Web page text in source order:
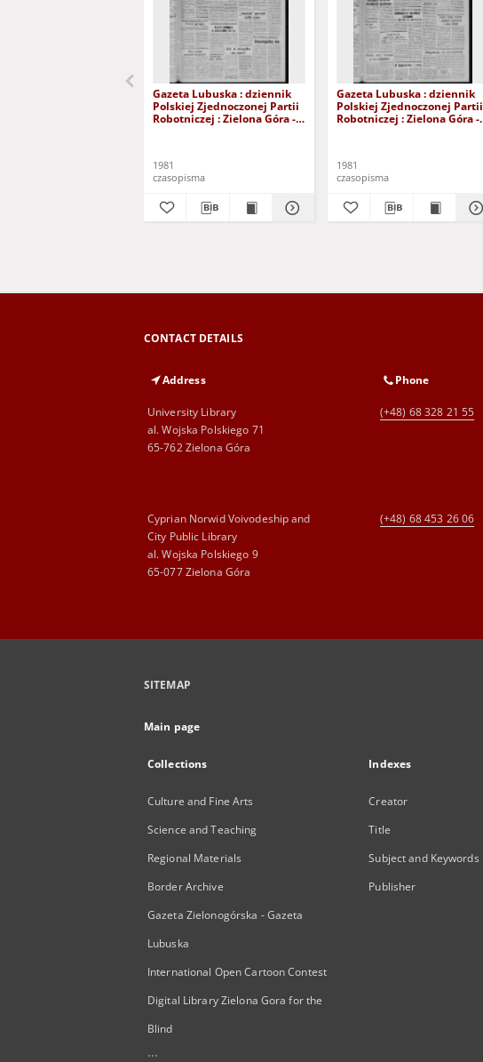
Gazeta Lubuska : dziennik
Polskiej Zjednoczonej Partii
Robotniczej : Zielona Góra -
1981
czasopisma
Gazeta Lubuska : dziennik
Polskiej Zjednoczonej Partii
Robotniczej : Zielona Góra -
1981
czasopisma
CONTACT DETAILS
Address
University Library
al. Wojska Polskiego 71
65-762 Zielona Góra
Phone
(+48) 68 328 21 55
Cyprian Norwid Voivodeship and
City Public Library
al. Wojska Polskiego 9
65-077 Zielona Góra
(+48) 68 453 26 06
SITEMAP
Main page
Collections
Culture and Fine Arts
Science and Teaching
Regional Materials
Border Archive
Gazeta Zielonogórska - Gazeta
Lubuska
International Open Cartoon Contest
Digital Library Zielona Gora for the
Blind
...
Indexes
Creator
Title
Subject and Keywords
Publisher